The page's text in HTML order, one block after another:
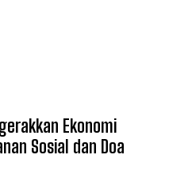
Ekonomi
Sosial dan Doa